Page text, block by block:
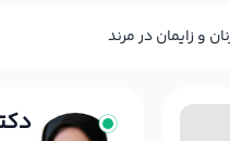
و زایمان در مرند